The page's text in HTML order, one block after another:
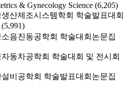
& Gynecology Science (6,205)
생산제조시스템학회 학술발표대회
(5,991)
소음진동공학회 학술대회논문집
자동차공학회 학술대회 및 전시회
비공학회 학술발표대회논문집